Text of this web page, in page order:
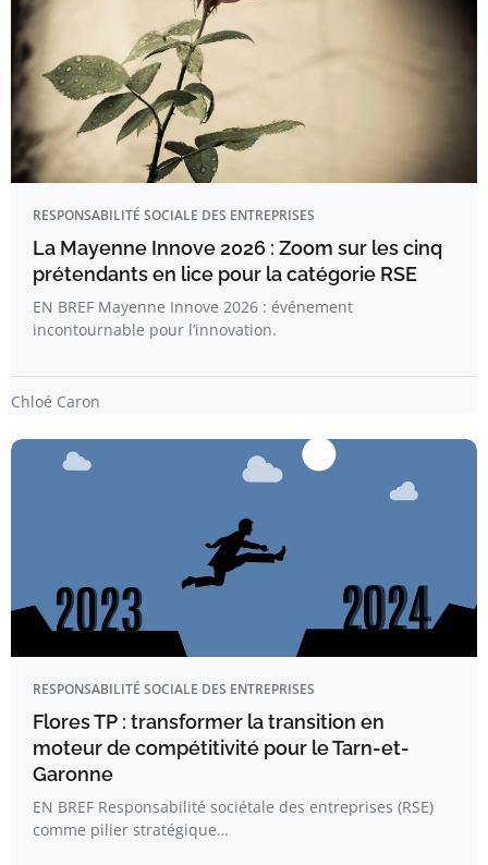
RESPONSABILITÉ SOCIALE DES ENTREPRISES
La Mayenne Innove 2026 : Zoom sur les cinq
prétendants en lice pour la catégorie RSE
EN BREF Mayenne Innove 2026 : événement
incontournable pour l’innovation.
Chloé Caron
RESPONSABILITÉ SOCIALE DES ENTREPRISES
Flores TP : transformer la transition en
moteur de compétitivité pour le Tarn-et-
Garonne
EN BREF Responsabilité sociétale des entreprises (RSE)
comme pilier stratégique…